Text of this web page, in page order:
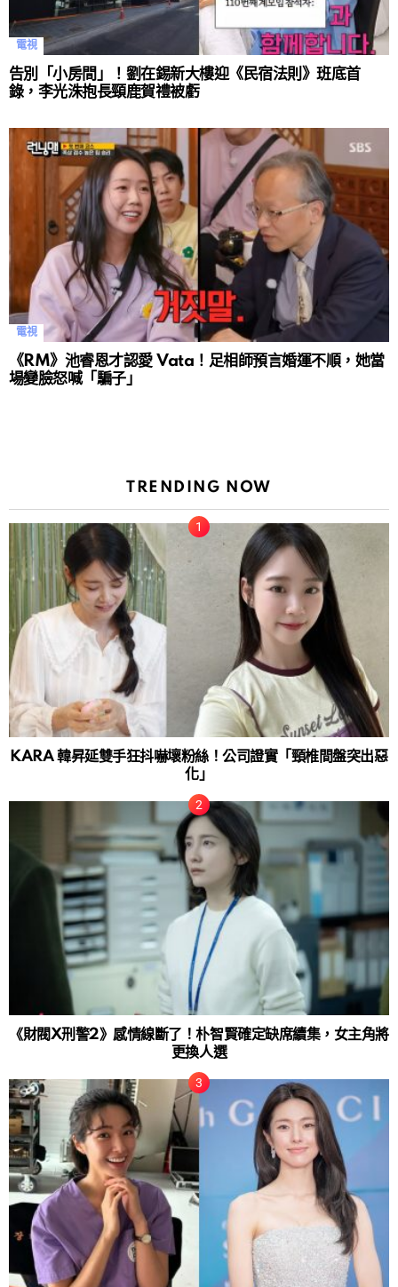
電視
告別「小房間」！劉在錫新大樓迎《民宿法則》班底首
錄，李光洙抱長頸鹿賀禮被虧
電視
《RM》池睿恩才認愛 Vata！足相師預言婚運不順，她當
場變臉怒喊「騙子」
TRENDING NOW
KARA 韓昇延雙手狂抖嚇壞粉絲！公司證實「頸椎間盤突出惡
化」
《財閥X刑警2》感情線斷了！朴智賢確定缺席續集，女主角將
更換人選